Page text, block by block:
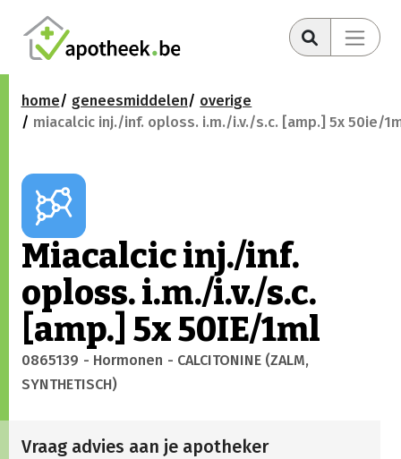
home geneesmiddelen
overige
miacalcic inj./inf. oploss. i.m./i.v./s.c. [amp.] 5x 50ie/
Miacalcic inj./inf.
oploss. i.m./i.v./s.c.
[amp.] 5x 50IE/1ml
0865139 - Hormonen - CALCITONINE (ZALM,
SYNTHETISCH)
Vraag advies aan je apotheker